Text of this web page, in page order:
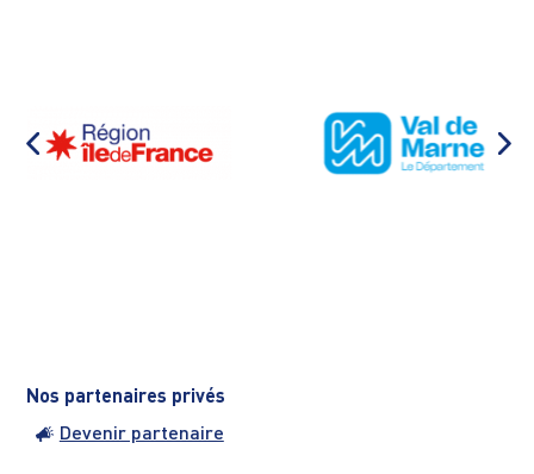
Nos partenaires privés
Devenir partenaire